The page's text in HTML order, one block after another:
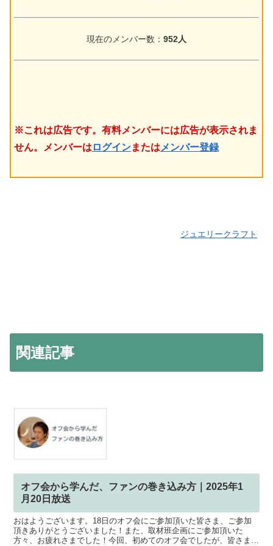
現在のメンバー数： 952人
※これは広告です。有料メンバーには広告が表示されま
せん。メンバーは ログインまたは メンバー登録
ジュエリークラフト
関連記事
オフ会から学んだ、ファンの巻き込み方｜2025年1
月20日放送
おはようございます。18日のオフ会にご参加頂いた皆さま、ご参加
頂きありがとうございました！また、取材班企画にご参加頂いた
方々、お疲れさまでした！今回、初めてのオフ会でしたが、皆さま自